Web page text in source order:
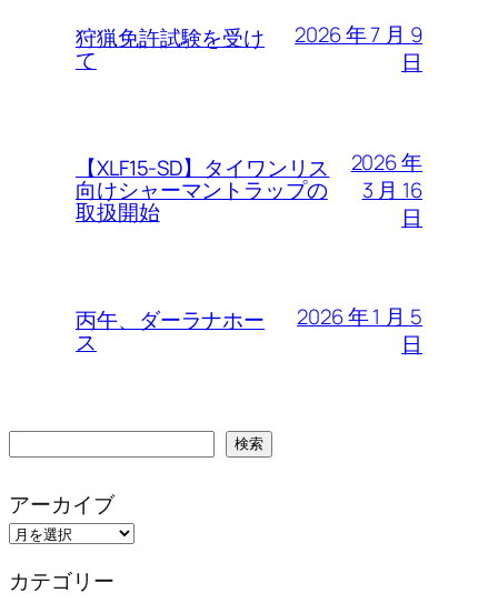
狩猟免許試験を受け
て
2026 年 7 月 9
日
【XLF15-SD】タイワンリス
向けシャーマントラップの
取扱開始
2026 年
3 月 16
日
丙午、ダーラナホー
ス
2026 年 1 月 5
日
検索
アーカイブ
カテゴリー